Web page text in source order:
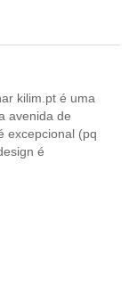
kilim.pt é uma
avenida de
excepcional (pq
é